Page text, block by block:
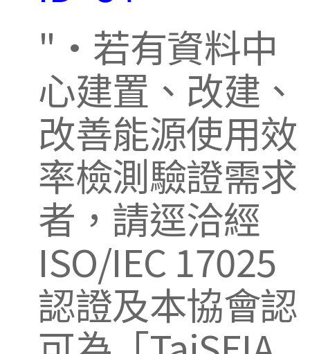
·若有資料中
心建置、改建、
改善能源使用效
率檢測驗證需求
者，請逕洽經
ISO/IEC 17025
認證及本協會認